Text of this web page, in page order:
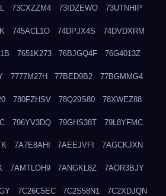
73CXZZM4 73IDZEWO 73UTNHIP
745ACL1O 74DPJX4S 74DVDXRM
7651K273 76BJGQ4F 76G4013Z
7777M27H 77BED9B2 77BGMMG4
780FZHSV 78Q29S80 78XWEZ88
796YV3DQ 79GHS38T 79L8YFMC
7A7E8AHI 7AEEJVFI 7AGCKJXN
7AMTLOH9 7ANGKL8Z 7AOR3BJY
7C26C5EC 7C2S58N1 7C2XDJQN